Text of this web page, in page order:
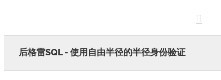
后格雷SQL - 使用自由半径的半径身份验证